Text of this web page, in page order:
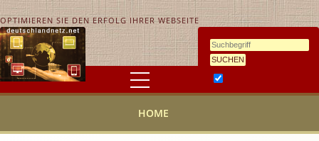
OPTIMIEREN SIE DEN ERFOLG IHRER WEBSEITE
HOME